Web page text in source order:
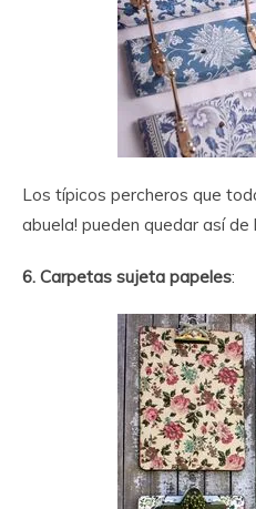
Los típicos percheros que
abuela! pueden quedar así
6. Carpetas sujeta papeles: